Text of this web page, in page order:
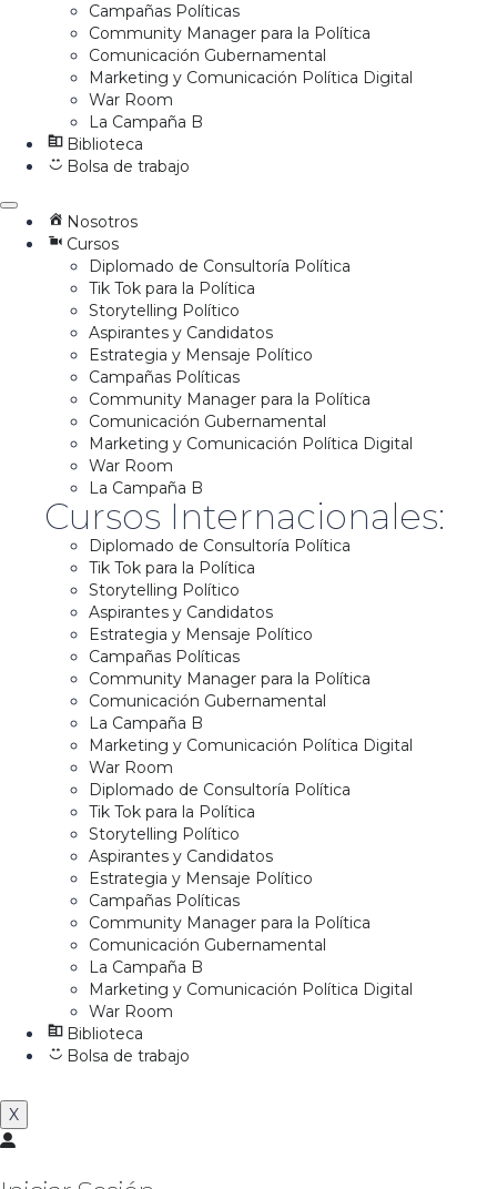
Campañas Políticas
Community Manager para la Política
Comunicación Gubernamental
Marketing y Comunicación Política Digital
War Room
La Campaña B
Biblioteca
Bolsa de trabajo
Nosotros
Cursos
Diplomado de Consultoría Política
Tik Tok para la Política
Storytelling Político
Aspirantes y Candidatos
Estrategia y Mensaje Político
Campañas Políticas
Community Manager para la Política
Comunicación Gubernamental
Marketing y Comunicación Política Digital
War Room
La Campaña B
Cursos Internacionales:
Diplomado de Consultoría Política
Tik Tok para la Política
Storytelling Político
Aspirantes y Candidatos
Estrategia y Mensaje Político
Campañas Políticas
Community Manager para la Política
Comunicación Gubernamental
La Campaña B
Marketing y Comunicación Política Digital
War Room
Diplomado de Consultoría Política
Tik Tok para la Política
Storytelling Político
Aspirantes y Candidatos
Estrategia y Mensaje Político
Campañas Políticas
Community Manager para la Política
Comunicación Gubernamental
La Campaña B
Marketing y Comunicación Política Digital
War Room
Biblioteca
Bolsa de trabajo
X